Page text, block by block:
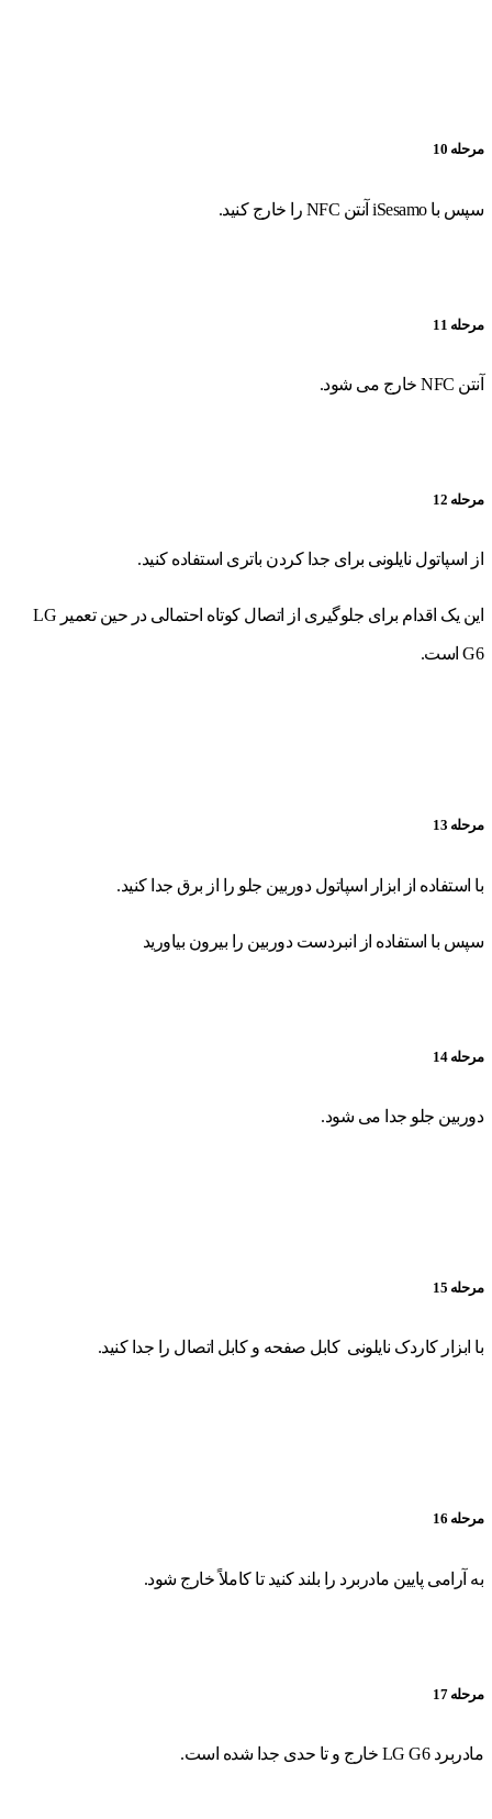
مرحله 10
سپس با iSesamo آنتن NFC را خارج کنید.
مرحله 11
آنتن NFC خارج می شود.
مرحله 12
از اسپاتول نایلونی برای جدا کردن باتری استفاده کنید.
این یک اقدام برای جلوگیری از اتصال کوتاه احتمالی در حین تعمیر LG
G6 است.
مرحله 13
با استفاده از ابزار اسپاتول دوربین جلو را از برق جدا کنید.
سپس با استفاده از انبردست دوربین را بیرون بیاورید
مرحله 14
دوربین جلو جدا می شود.
مرحله 15
با ابزار کاردک نایلونی کابل صفحه و کابل اتصال را جدا کنید.
مرحله 16
به آرامی پایین مادربرد را بلند کنید تا کاملاً خارج شود.
مرحله 17
مادربرد LG G6 خارج و تا حدی جدا شده است.